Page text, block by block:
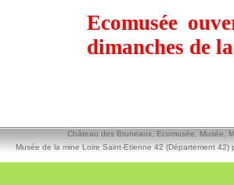
Ecomusée
dimanches de
Château des Bruneaux, Ecomusée, Musée,
Musée de la mine Loire Saint-Etienne 42 (Département